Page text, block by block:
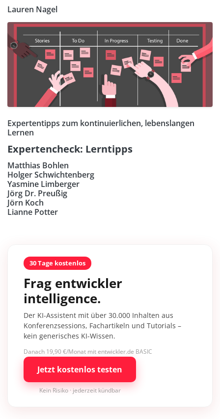
Lauren Nagel
Expertentipps zum kontinuierlichen, lebenslangen
Lernen
Expertencheck: Lerntipps
Matthias Bohlen
Holger Schwichtenberg
Yasmine Limberger
Jörg Dr. Preußig
Jörn Koch
Lianne Potter
30 Tage kostenlos
Frag entwickler
intelligence.
Der KI-Assistent mit über 30.000 Inhalten aus
Konferenzsessions, Fachartikeln und Tutorials –
kein generisches KI-Wissen.
Danach 19,90 €/Monat mit entwickler.de BASIC
Jetzt kostenlos testen
Kein Risiko · jederzeit kündbar